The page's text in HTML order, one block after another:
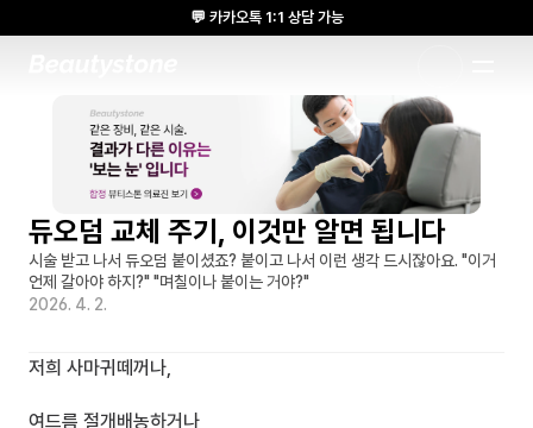
듀오덤 교체 주기, 이것만 알면 됩니다
시술 받고 나서 듀오덤 붙이셨죠? 붙이고 나서 이런 생각 드시잖아요. "이거
언제 갈아야 하지?" "며칠이나 붙이는 거야?"
2026. 4. 2.
저희 사마귀떼꺼나,
여드름 절개배농하거나
💬 카카오톡 1:1 상담 가능
🌸 뷰티스톤의원 메디톡스 방콕 Cadaver workshop 참석 🌸